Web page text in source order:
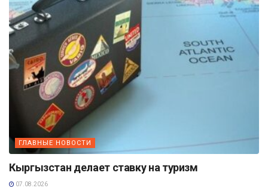
ГЛАВНЫЕ НОВОСТИ
Кыргызстан делает ставку на туризм
07.08.2026